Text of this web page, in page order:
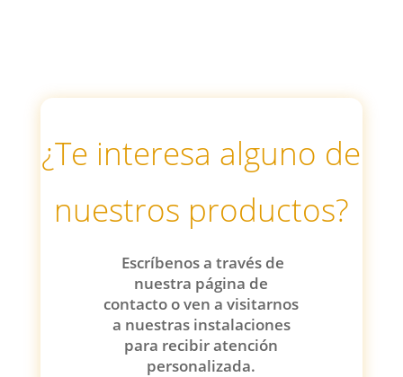
¿Te interesa alguno de
nuestros productos?
Escríbenos a través de
nuestra página de
contacto o ven a visitarnos
a nuestras instalaciones
para recibir atención
personalizada.